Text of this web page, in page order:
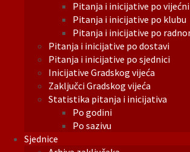
Pitanja i inicijative po
Pitanja i inicijative po klubu
Pitanja i inicijative po
Pitanja i inicijative po dostavi
Pitanja i inicijative po sjednici
Inicijative Gradskog vijeća
Zaključci Gradskog vijeća
Statistika pitanja i inicijativa
Po godini
Po sazivu
Sjednice